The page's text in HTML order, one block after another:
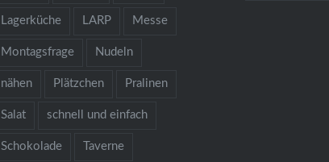
Lagerküche LARP Messe
Montagsfrage Nudeln
nähen Plätzchen Pralinen
Salat schnell und einfach
Schokolade Taverne